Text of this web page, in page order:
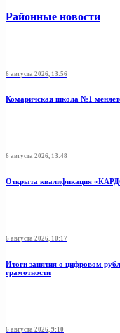
Районные новости
6 августа 2026, 13:56
Комаричская школа №1
6 августа 2026, 13:48
Открыта квалификация
6 августа 2026, 10:17
Итоги занятия о цифровом
грамотности
6 августа 2026, 9:10